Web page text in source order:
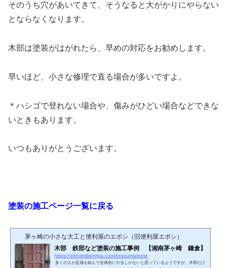
そのうち穴があいてきて、そうなると大がかりにやらない
とならなくなります。
木部は塗装がはがれたら、早めの対応をお勧めします。
早いほど、小さな修理で直る場合が多いですよ。
＊ハシゴで登れない場合や、傷みがひどい場合などできな
いときもあります。
いつもありがとうございます。
塗装の施工ページ一覧に戻る
茅ヶ崎の小さな大工と便利屋のエボシ（旧便利屋エボシ）
木部 鉄部など塗装の施工事例 【湘南茅ヶ崎 鎌倉】
https://eboshibenriya.com/tosoumatome
多くの人が足場を組んで全体的にやるしかないと思っているようですが、木部だけ